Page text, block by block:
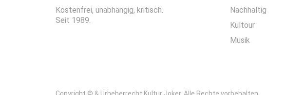
Kostenfrei, unabhängig, kritisch.
Seit 1989.
Nachhaltig
Kultour
Musik